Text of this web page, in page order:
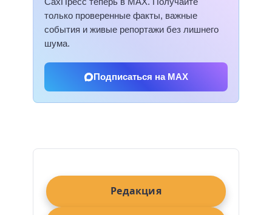
только проверенные факты, важные
события и живые репортажи без лишнего
шума.
Подписаться на MAX
Редакция